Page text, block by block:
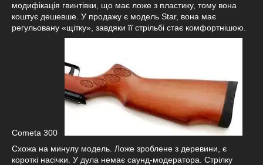
модифікація гвинтівки, що має ложе з пластику, тому вона
коштує дешевше. У продажу є модель Star, вона має
регульовану «щітку», завдяки її стрільбі стає комфортнішою.
Cometa 300
Схожа на минулу модель. Ложе зроблене з деревини, є
короткі насічки. У дула немає саунд-модератора. Стрілку